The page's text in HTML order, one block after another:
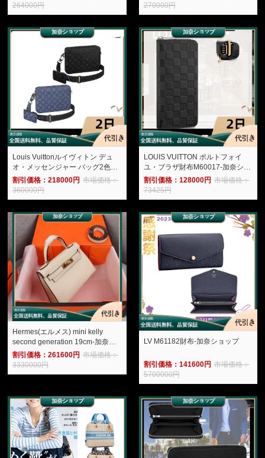
264000円
270000円
Louis Vuittonルイヴィトン デュ
オ・メッセンジャー バッグ2色
M69827/M45730-加奈ショップ
割引価格：218000円 市場価格：
360000円
LOUIS VUITTON ポルトフォイ
ユ・ブラザ財布M60017-加奈ショ
ップ
割引価格：128000円 市場価格：
73425円
Hermes(エルメス) mini kelly
second generation 19cm-加奈シ
ョップ
割引価格：261600円 市場価格：
3330000円
LV M61182財布-加奈ショップ
割引価格：141600円 市場価格：
5700000円